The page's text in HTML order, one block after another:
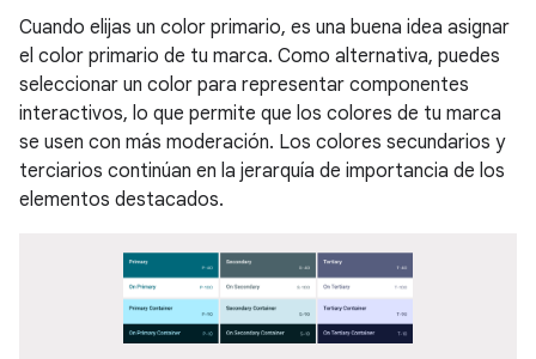
Cuando elijas un color primario, es una buena idea asignar
el color primario de tu marca. Como alternativa, puedes
seleccionar un color para representar componentes
interactivos, lo que permite que los colores de tu marca
se usen con más moderación. Los colores secundarios y
terciarios continúan en la jerarquía de importancia de los
elementos destacados.